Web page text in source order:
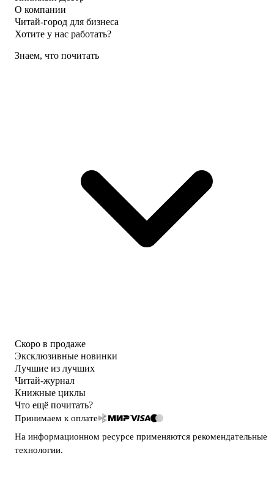
О компании
Читай-город для бизнеса
Хотите у нас работать?
Знаем, что почитать
Скоро в продаже
Эксклюзивные новинки
Лучшие из лучших
Читай-журнал
Книжные циклы
Что ещё почитать?
Принимаем к оплате
На информационном ресурсе применяются рекомендательные
технологии.